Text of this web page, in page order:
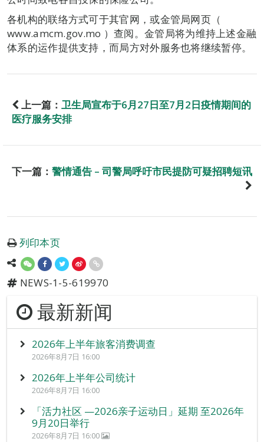
各机构的联络方式可于其官网，或金管局网页（
www.amcm.gov.mo ）查阅。金管局将为维持上述金融
体系的运作提供支持，而局方对外服务也将继续暂停。
上一篇： 卫生局宣布于6月27日至7月2日疫情期间的
医疗服务安排
下一篇： 警情通告 – 司警局呼吁市民提防可疑招聘短讯
列印本页
NEWS-1-5-619970
最新新闻
2026年上半年旅客消费调查
2026年8月7日 16:00
2026年上半年公司统计
2026年8月7日 16:00
「活力社区 —2026亲子运动日」延期 至2026年
9月20日举行
2026年8月7日 16:00